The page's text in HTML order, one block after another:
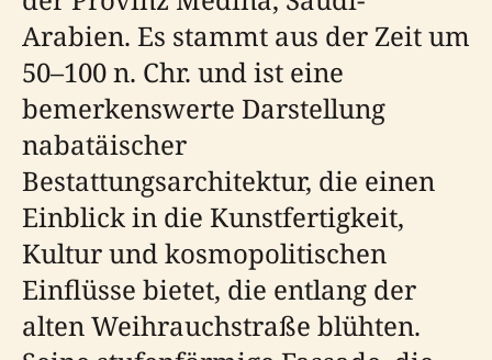
Arabien. Es stammt aus der Zeit um
50–100 n. Chr. und ist eine
bemerkenswerte Darstellung
nabatäischer
Bestattungsarchitektur, die einen
Einblick in die Kunstfertigkeit,
Kultur und kosmopolitischen
Einflüsse bietet, die entlang der
alten Weihrauchstraße blühten.